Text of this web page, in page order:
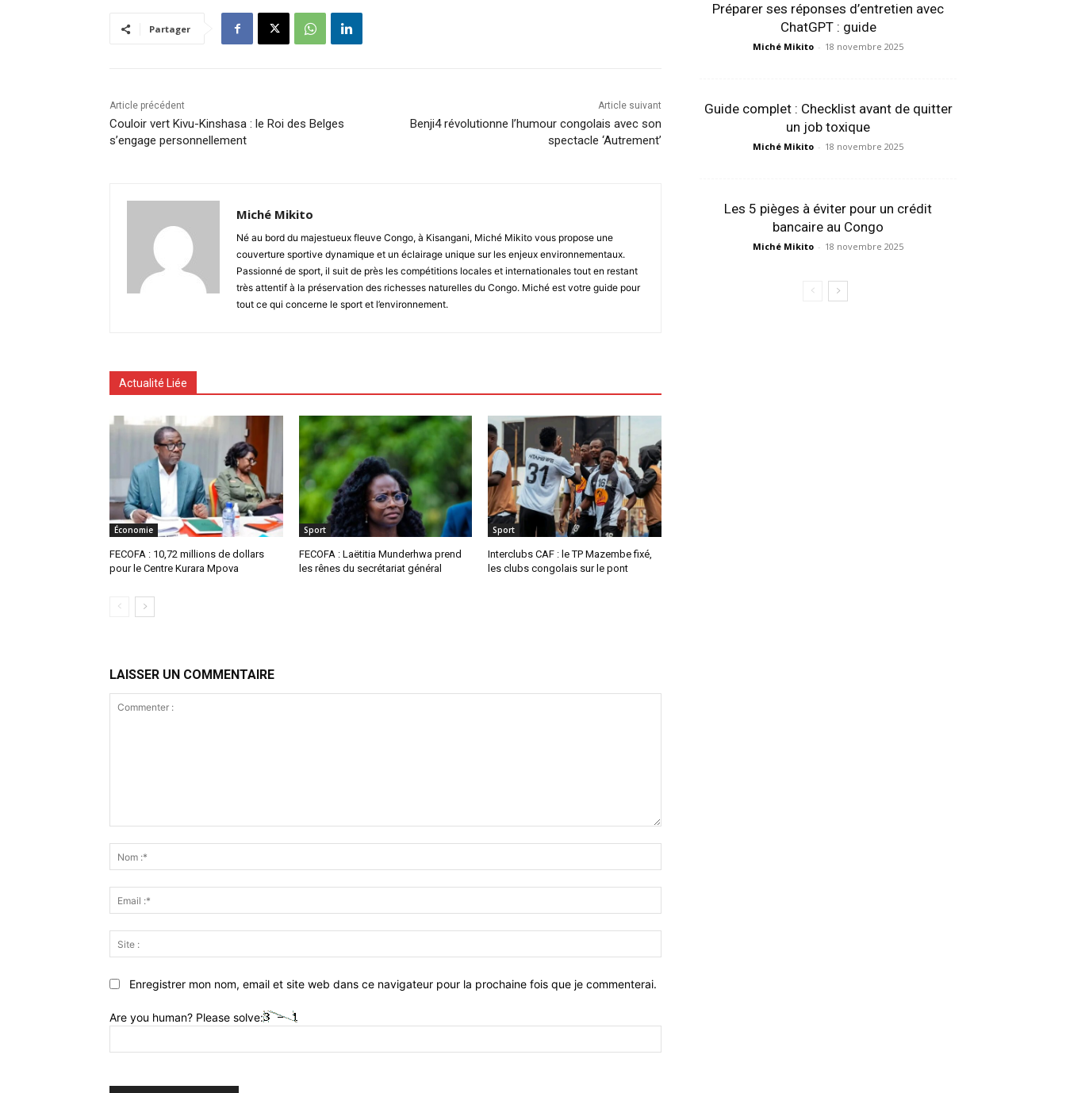
Partager
Article précédent
Couloir vert Kivu-Kinshasa : le Roi des Belges
s’engage personnellement
Article suivant
Benji4 révolutionne l’humour congolais avec son
spectacle ‘Autrement’
Miché Mikito
Né au bord du majestueux fleuve Congo, à Kisangani, Miché Mikito vous propose une
couverture sportive dynamique et un éclairage unique sur les enjeux environnementaux.
Passionné de sport, il suit de près les compétitions locales et internationales tout en restant
très attentif à la préservation des richesses naturelles du Congo. Miché est votre guide pour
tout ce qui concerne le sport et l’environnement.
Actualité Liée
Économie
FECOFA : 10,72 millions de dollars
pour le Centre Kurara Mpova
Sport
FECOFA : Laëtitia Munderhwa prend
les rênes du secrétariat général
Sport
Interclubs CAF : le TP Mazembe fixé,
les clubs congolais sur le pont
LAISSER UN COMMENTAIRE
:*
:*
:
Enregistrer mon nom, email et site web dans ce navigateur pour la prochaine fois que je commenterai.
Are you human? Please solve:
Préparer ses réponses d’entretien avec
ChatGPT : guide
Miché Mikito - 18 novembre 2025
Guide complet : Checklist avant de quitter
un job toxique
Miché Mikito - 18 novembre 2025
Les 5 pièges à éviter pour un crédit
bancaire au Congo
Miché Mikito - 18 novembre 2025